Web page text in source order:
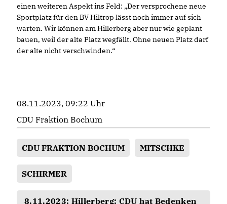
einen weiteren Aspekt ins Feld: „Der versprochene neue
Sportplatz für den BV Hiltrop lässt noch immer auf sich
warten. Wir können am Hillerberg aber nur wie geplant
bauen, weil der alte Platz wegfällt. Ohne neuen Platz darf
der alte nicht verschwinden.“
08.11.2023, 09:22 Uhr
CDU Fraktion Bochum
CDU FRAKTION BOCHUM MITSCHKE
SCHIRMER
8.11.2023: Hillerberg: CDU hat Bedenken